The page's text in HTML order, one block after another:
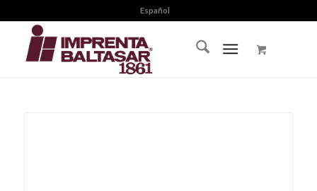
Español